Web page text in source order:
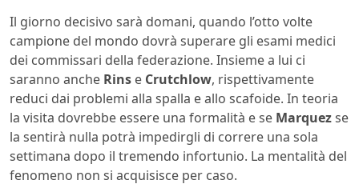
Il giorno decisivo sarà domani, quando l’otto volte
campione del mondo dovrà superare gli esami medici
dei commissari della federazione. Insieme a lui ci
saranno anche Rins e Crutchlow, rispettivamente
reduci dai problemi alla spalla e allo scafoide. In teoria
la visita dovrebbe essere una formalità e se Marquezse
la sentirà nulla potrà impedirgli di correre una sola
settimana dopo il tremendo infortunio. La mentalità del
fenomeno non si acquisisce per caso.